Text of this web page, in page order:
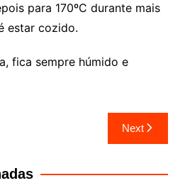
para 170ºC durante mais
estar cozido.
fica sempre húmido e
Next